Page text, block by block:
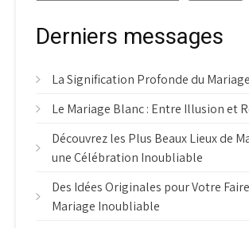
Derniers messages
La Signification Profonde du
Le Mariage Blanc : Entre Illusion et
Découvrez les Plus Beaux Lieux de
une Célébration Inoubliable
Des Idées Originales pour Votre
Mariage Inoubliable